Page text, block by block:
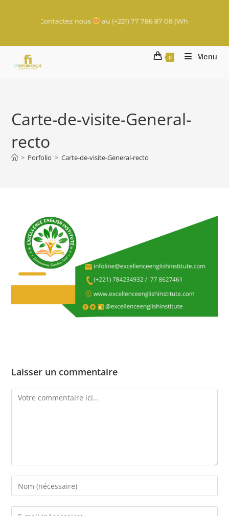
lancer ? Contactez nous au (+221) 77 786 87 08 (WhatsApp) |
0 Menu
Carte-de-visite-General-
recto
> Porfolio > Carte-de-visite-General-recto
Laisser un commentaire